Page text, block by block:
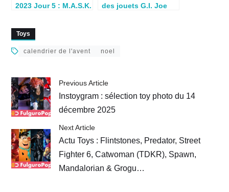
2023 Jour 5 : M.A.S.K.
des jouets G.I. Joe
Toys
calendrier de l'avent noel
Previous Article
Instoygram : sélection toy photo du 14
décembre 2025
Next Article
Actu Toys : Flintstones, Predator, Street
Fighter 6, Catwoman (TDKR), Spawn,
Mandalorian & Grogu…